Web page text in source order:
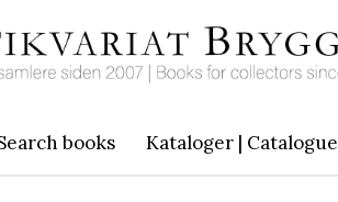
books Kataloger |